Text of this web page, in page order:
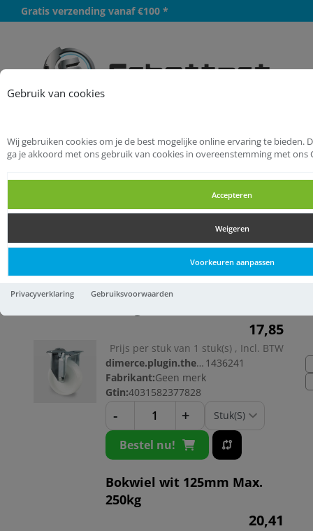
Gebruik van cookies
Wij gebruiken cookies om je de best mogelijke online ervaring te bieden.
ga je akkoord met ons gebruik van cookies in overeenstemming met ons
Accepteren
Weigeren
Voorkeuren aanpassen
Privacyverklaring Gebruiksvoorwaarden
Gratis verzending vanaf €100 *
Startpagina Logistiek
Wielen
Wielen met polyamide loopvlak
Wielen met polyamide loopvlak
Wielen met polyamide loopvlak
Bokwiel wit 100mm Max
17,85
Prijs per stuk van 1 stuk(s) , Incl. BTW
dimerce.plugin.theme.productnr: 1436241
Fabrikant:Geen merk
Gtin:4031582377828
- +
Bestel nu!
Bokwiel wit 125mm Max.
250kg
20,41